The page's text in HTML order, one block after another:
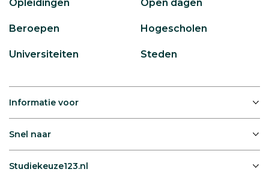
Opleidingen Open dagen
Beroepen Hogescholen
Universiteiten Steden
Informatie voor
Snel naar
Studiekeuze123.nl